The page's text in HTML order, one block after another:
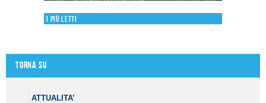
I più letti
Torna su
ATTUALITA’